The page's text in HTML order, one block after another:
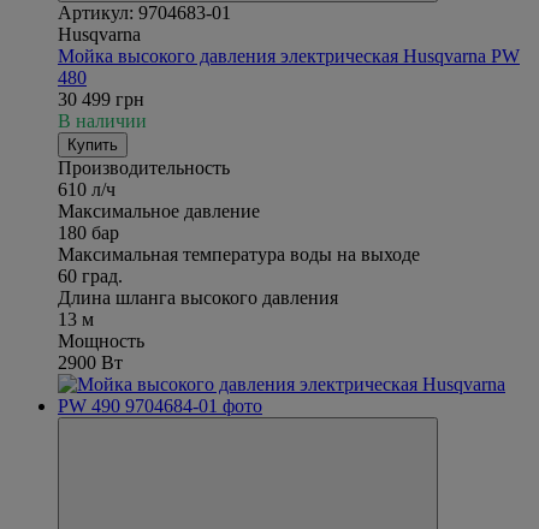
Артикул: 9704683-01
Husqvarna
Мойка высокого давления электрическая Husqvarna PW
480
30 499 грн
В наличии
Купить
Производительность
610 л/ч
Максимальное давление
180 бар
Максимальная температура воды на выходе
60 град.
Длина шланга высокого давления
13 м
Мощность
2900 Вт